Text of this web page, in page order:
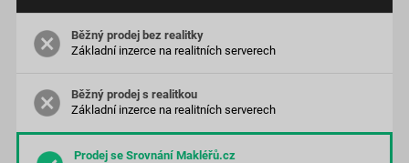
Základní inzerce na realitních serverech
Základní inzerce na realitních serverech